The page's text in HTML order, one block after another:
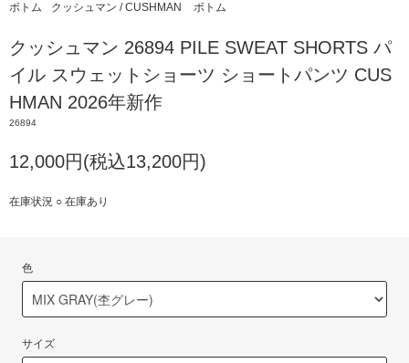
ボトム クッシュマン / CUSHMAN ボトム
クッシュマン 26894 PILE SWEAT SHORTS パ
イル スウェットショーツ ショートパンツ CUS
HMAN 2026年新作
26894
12,000円(税込13,200円)
在庫状況 ○ 在庫あり
色
サイズ